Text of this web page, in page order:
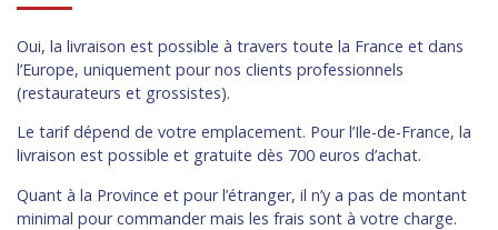
Oui, la livraison est possible à travers toute la France et dans
l’Europe, uniquement pour nos clients professionnels
(restaurateurs et grossistes).
Le tarif dépend de votre emplacement. Pour l’Ile-de-France, la
livraison est possible et gratuite dès 700 euros d’achat.
Quant à la Province et pour l’étranger, il n’y a pas de montant
minimal pour commander mais les frais sont à votre charge.